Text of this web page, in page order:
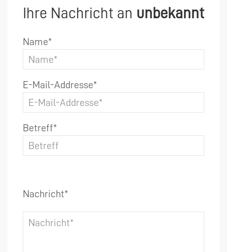
Ihre Nachricht an unbekannt
Name*
E-Mail-Addresse*
Betreff*
Nachricht*